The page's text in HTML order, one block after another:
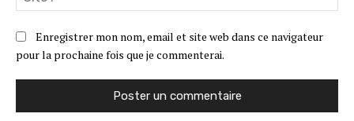
:
Enregistrer mon nom, email et site web dans ce navigateur
pour la prochaine fois que je commenterai.